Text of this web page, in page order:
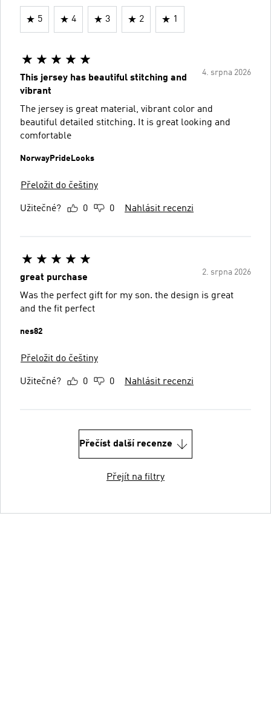
5 4 3 2 1
4. srpna 2026
This jersey has beautiful stitching and
vibrant
The jersey is great material, vibrant color and
beautiful detailed stitching. It is great looking and
comfortable
NorwayPrideLooks
Přeložit do češtiny
Užitečné? 0 0 Nahlásit recenzi
2. srpna 2026
great purchase
Was the perfect gift for my son. the design is great
and the fit perfect
nes82
Přeložit do češtiny
Užitečné? 0 0 Nahlásit recenzi
Přečíst další recenze
Přejít na filtry